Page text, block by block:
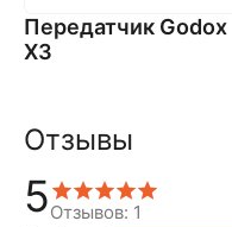
Передатчик Godox
X3
Отзывы
5Отзывов: 1